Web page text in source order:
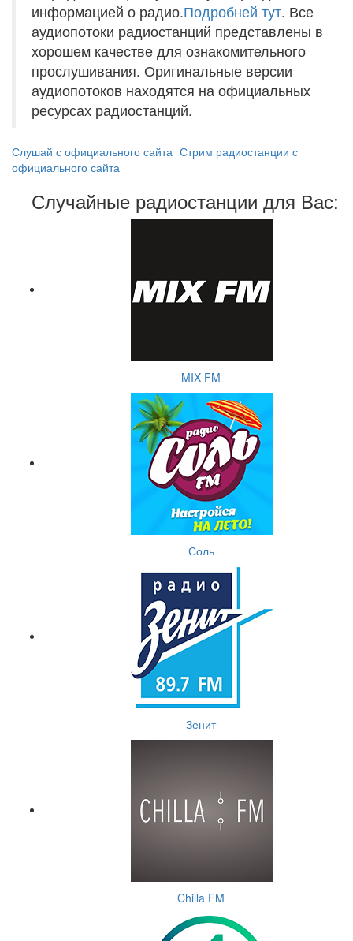
информацией о радио.Подробней тут. Все
аудиопотоки радиостанций представлены в
хорошем качестве для ознакомительного
прослушивания. Оригинальные версии
аудиопотоков находятся на официальных
ресурсах радиостанций.
Слушай с официального сайта Стрим радиостанции с
официального сайта
Случайные радиостанции для Вас:
MIX FM
Соль
Зенит
Chilla FM